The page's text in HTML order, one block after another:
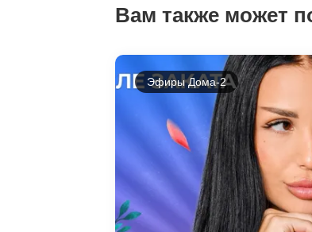
Вам также может
Эфиры Дома-2